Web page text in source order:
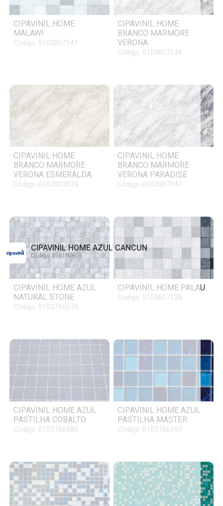
CIPAVINIL HOME AZUL CANCUN
Código: 0103763676
CIPAVINIL HOME
MALAWI
Código: 0103807141
CIPAVINIL HOME
BRANCO MARMORE
VERONA
Código: 0103807144
CIPAVINIL HOME
BRANCO MARMORE
VERONA ESMERALDA
Código: 0103803574
CIPAVINIL HOME
BRANCO MARMORE
VERONA PARADISE
Código: 0103807147
CIPAVINIL HOME AZUL
NATURAL STONE
Código: 0103756574
CIPAVINIL HOME PALAU
Código: 0103807138
CIPAVINIL HOME AZUL
PASTILHA COBALTO
Código: 0103756580
CIPAVINIL HOME AZUL
PASTILHA MASTER
Código: 0103756593